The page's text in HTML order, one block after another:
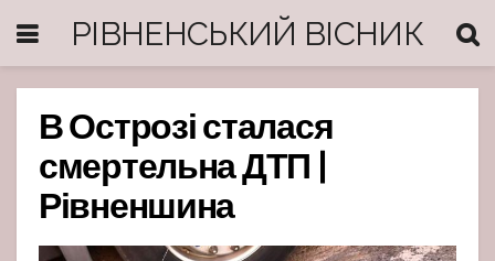
РІВНЕНСЬКИЙ ВІСНИК
В Острозі сталася
смертельна ДТП |
Рівненшина